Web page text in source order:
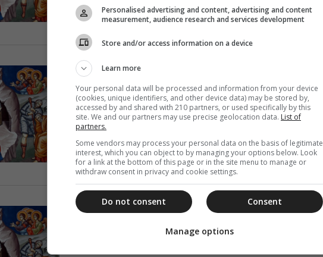
ακολουθούν το παλαιό...
07 Ιανουαρίου 2021
Σήμερα 07 Ιανουαρίου εορτάζονται τα
Χριστούγεννα με το παλαιό ημερολόγιο
Στο Άγιον Όρος, στο Πατριαρχείο Ιεροσολύμων, στην Ιερά
Μονή Σινά και σε άλλες Ορθόδοξες Εκκλησίες, που
ακολουθούν το παλαιό...
07 Ιανουαρίου 2020
Στις 07 Ιανουαρίου εορτάζονται τα
Personalised advertising and content, advertising and content
measurement, audience research and services development
Store and/or access information on a device
Learn more
Your personal data will be processed and information from your device
(cookies, unique identifiers, and other device data) may be stored by,
accessed by and shared with 210 partners, or used specifically by this
site. We and our partners may use precise geolocation data. List of
partners.
Some vendors may process your personal data on the basis of legitimate
interest, which you can object to by managing your options below. Look
for a link at the bottom of this page or in the site menu to manage or
withdraw consent in privacy and cookie settings.
Consent
Do not consent
Manage options